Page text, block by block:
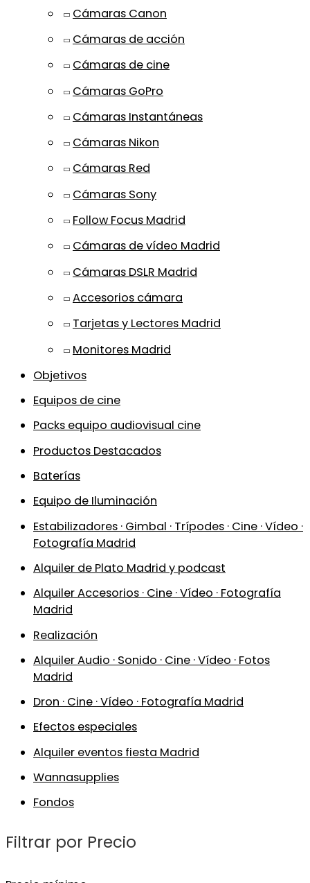
Cámaras Canon
Cámaras de acción
Cámaras de cine
Cámaras GoPro
Cámaras Instantáneas
Cámaras Nikon
Cámaras Red
Cámaras Sony
Follow Focus Madrid
Cámaras de vídeo Madrid
Cámaras DSLR Madrid
Accesorios cámara
Tarjetas y Lectores Madrid
Monitores Madrid
Objetivos
Equipos de cine
Packs equipo audiovisual cine
Productos Destacados
Baterías
Equipo de Iluminación
Estabilizadores · Gimbal · Trípodes · Cine · Vídeo ·
Fotografía Madrid
Alquiler de Plato Madrid y podcast
Alquiler Accesorios · Cine · Vídeo · Fotografía
Madrid
Realización
Alquiler Audio · Sonido · Cine · Vídeo · Fotos
Madrid
Dron · Cine · Vídeo · Fotografía Madrid
Efectos especiales
Alquiler eventos fiesta Madrid
Wannasupplies
Fondos
Filtrar por Precio